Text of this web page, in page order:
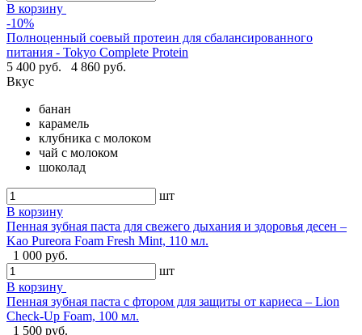
В корзину
-10%
Полноценный соевый протеин для сбалансированного
питания - Tokyo Complete Protein
5 400 руб.
4 860 руб.
Вкус
банан
карамель
клубника с молоком
чай с молоком
шоколад
шт
В корзину
Пенная зубная паста для свежего дыхания и здоровья десен –
Kao Pureora Foam Fresh Mint, 110 мл.
1 000 руб.
шт
В корзину
Пенная зубная паста с фтором для защиты от кариеса – Lion
Check-Up Foam, 100 мл.
1 500 руб.